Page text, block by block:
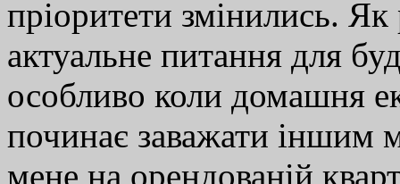
пріоритети змінились.
актуальне питання для
особливо коли домашня
починає заважати іншим
мене на орендованій